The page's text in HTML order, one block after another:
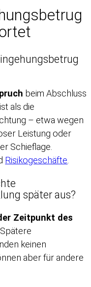
beim Abschluss
ist als die
– etwa wegen
Leistung oder
Schieflage.
Risikogeschäfte.
später aus?
Zeitpunkt des
Spätere
keinen
aber für andere